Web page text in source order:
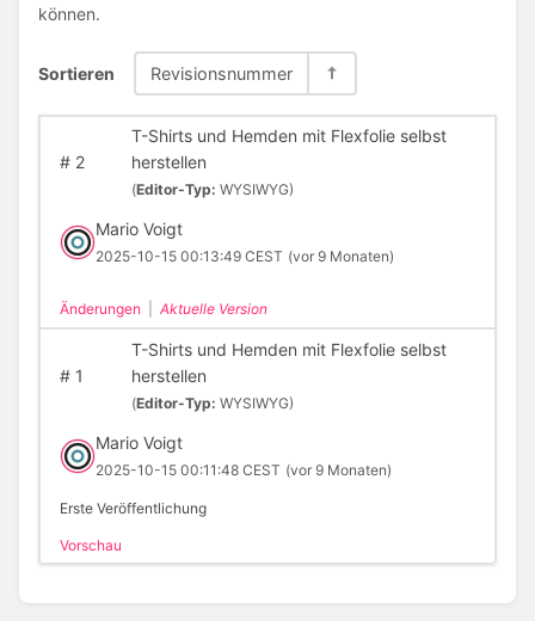
können.
Sortieren Revisionsnummer
#2
T-Shirts und Hemden mit Flexfolie selbst
herstellen
(Editor-Typ: WYSIWYG)
Mario Voigt
2025-10-15 00:13:49 CEST (vor 9 Monaten)
Änderungen Aktuelle Version
#1
T-Shirts und Hemden mit Flexfolie selbst
herstellen
(Editor-Typ: WYSIWYG)
Mario Voigt
2025-10-15 00:11:48 CEST (vor 9 Monaten)
Erste Veröffentlichung
Vorschau